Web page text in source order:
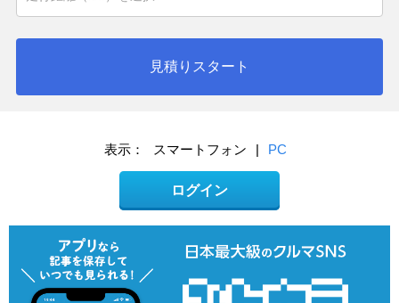
見積りスタート
表示： スマートフォン | PC
ログイン